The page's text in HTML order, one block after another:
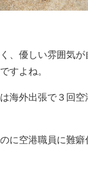
、優しい雰囲気
すよね。
海外出張で３回空
に空港職員に難